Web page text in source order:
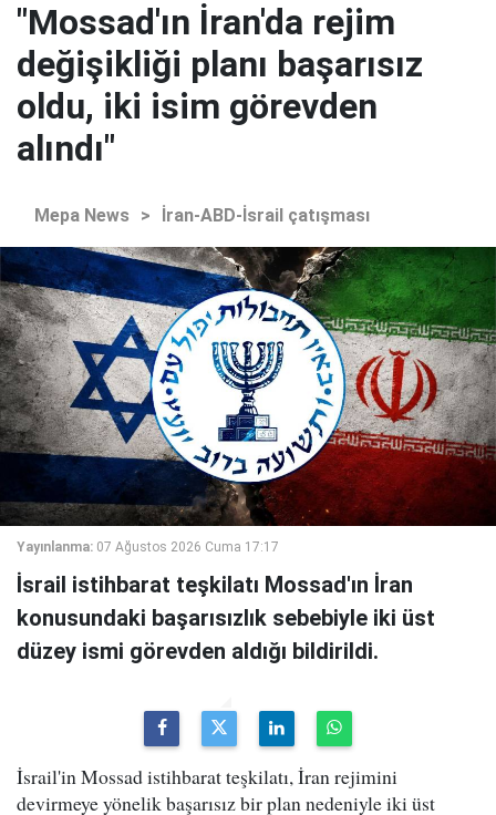
"Mossad'ın İran'da rejim
değişikliği planı başarısız
oldu, iki isim görevden
alındı"
Mepa News > İran-ABD-İsrail çatışması
Yayınlanma: 07 Ağustos 2026 Cuma 17:17
İsrail istihbarat teşkilatı Mossad'ın İran
konusundaki başarısızlık sebebiyle iki üst
düzey ismi görevden aldığı bildirildi.
İsrail'in Mossad istihbarat teşkilatı, İran rejimini
devirmeye yönelik başarısız bir plan nedeniyle iki üst